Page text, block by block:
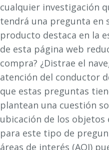
cualquier investigación
tendrá una pregunta en
producto destaca en la
de esta página web
compra? ¿Distrae el
atención del conductor
que estas preguntas
plantean una cuestión
ubicación de los objetos
para este tipo de
áreas de interés (AOI)